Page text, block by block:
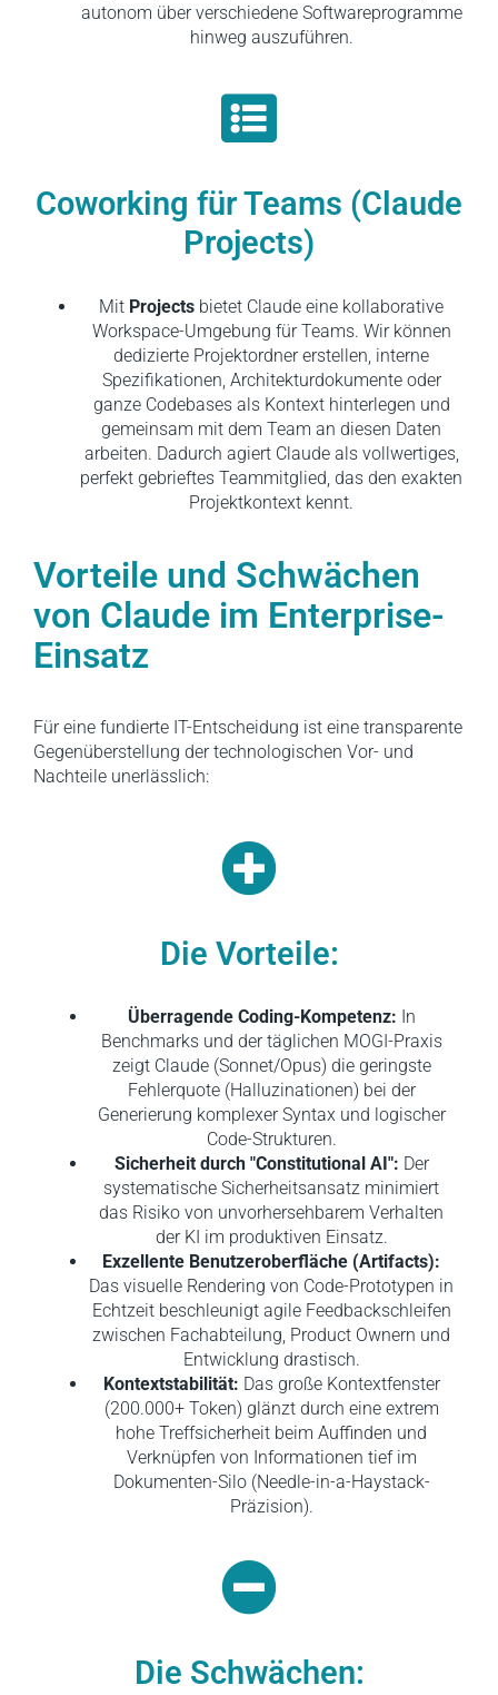
autonom über verschiedene Softwareprogramme
hinweg auszuführen.
Coworking für Teams (Claude
Projects)
Mit Projects bietet Claude eine kollaborative
Workspace-Umgebung für Teams. Wir können
dedizierte Projektordner erstellen, interne
Spezifikationen, Architekturdokumente oder
ganze Codebases als Kontext hinterlegen und
gemeinsam mit dem Team an diesen Daten
arbeiten. Dadurch agiert Claude als vollwertiges,
perfekt gebrieftes Teammitglied, das den exakten
Projektkontext kennt.
Vorteile und Schwächen
von Claude im Enterprise-
Einsatz
Für eine fundierte IT-Entscheidung ist eine transparente
Gegenüberstellung der technologischen Vor- und
Nachteile unerlässlich:
Die Vorteile:
Überragende Coding-Kompetenz: In
Benchmarks und der täglichen MOGI-Praxis
zeigt Claude (Sonnet/Opus) die geringste
Fehlerquote (Halluzinationen) bei der
Generierung komplexer Syntax und logischer
Code-Strukturen.
Sicherheit durch "Constitutional AI": Der
systematische Sicherheitsansatz minimiert
das Risiko von unvorhersehbarem Verhalten
der KI im produktiven Einsatz.
Exzellente Benutzeroberfläche (Artifacts):
Das visuelle Rendering von Code-Prototypen in
Echtzeit beschleunigt agile Feedbackschleifen
zwischen Fachabteilung, Product Ownern und
Entwicklung drastisch.
Kontextstabilität: Das große Kontextfenster
(200.000+ Token) glänzt durch eine extrem
hohe Treffsicherheit beim Auffinden und
Verknüpfen von Informationen tief im
Dokumenten-Silo (Needle-in-a-Haystack-
Präzision).
Die Schwächen: